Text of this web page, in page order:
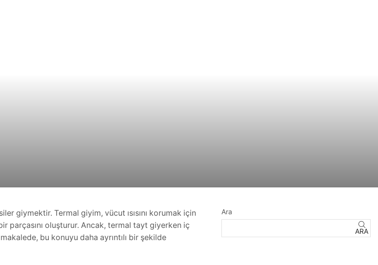
giymektir. Termal giyim, vücut ısısını korumak için
parçasını oluşturur. Ancak, termal tayt giyerken iç
bu konuyu daha ayrıntılı bir şekilde
Ara
ARA